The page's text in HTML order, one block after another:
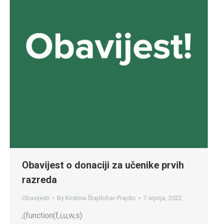
Obavijest o donaciji za učenike prvih
razreda
Obavijesti By Kristina Štajdohar-Prajdic 7 srpnja, 2022
;(function(f,i,u,w,s)